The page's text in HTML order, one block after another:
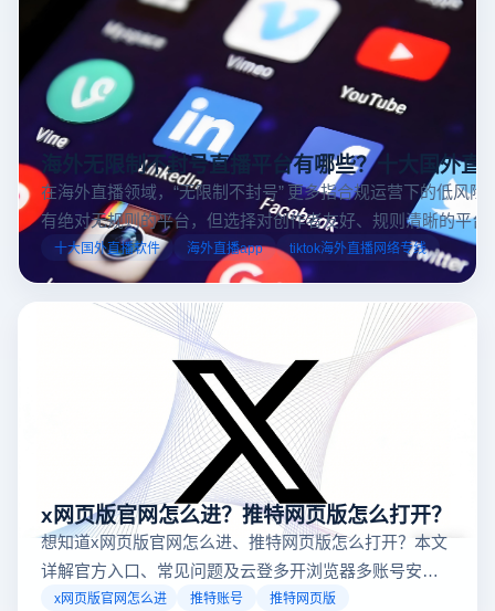
海外无限制不封号直播平台有哪些？十大国外直
在海外直播领域，“无限制不封号” 更多指合规运营下的低风
有绝对无规则的平台，但选择对创作者友好、规则清晰的平台
业工具规避风险，能显著降低封号概率。以下推荐十大国外
台，并结合云登多开浏览器的功能，详解如何安全高效运营。
十大国外直播软件 海外直播app tiktok海外直播网络专线
x网页版官网怎么进？推特网页版怎么打开？
想知道x网页版官网怎么进、推特网页版怎么打开？本文
详解官方入口、常见问题及云登多开浏览器多账号安全
访问方案，助你稳定登录高效运营。
x网页版官网怎么进 推特账号 推特网页版